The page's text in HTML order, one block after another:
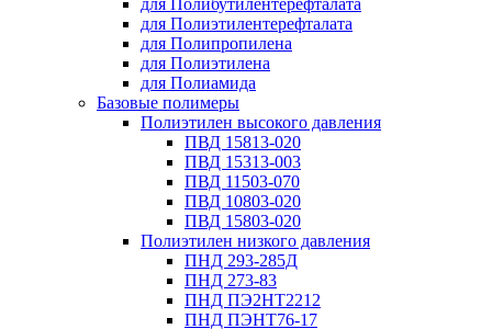
для Полибутилентерефталата
для Полиэтилентерефталата
для Полипропилена
для Полиэтилена
для Полиамида
Базовые полимеры
Полиэтилен высокого давления
ПВД 15813-020
ПВД 15313-003
ПВД 11503-070
ПВД 10803-020
ПВД 15803-020
Полиэтилен низкого давления
ПНД 293-285Д
ПНД 273-83
ПНД ПЭ2НТ2212
ПНД ПЭНТ76-17